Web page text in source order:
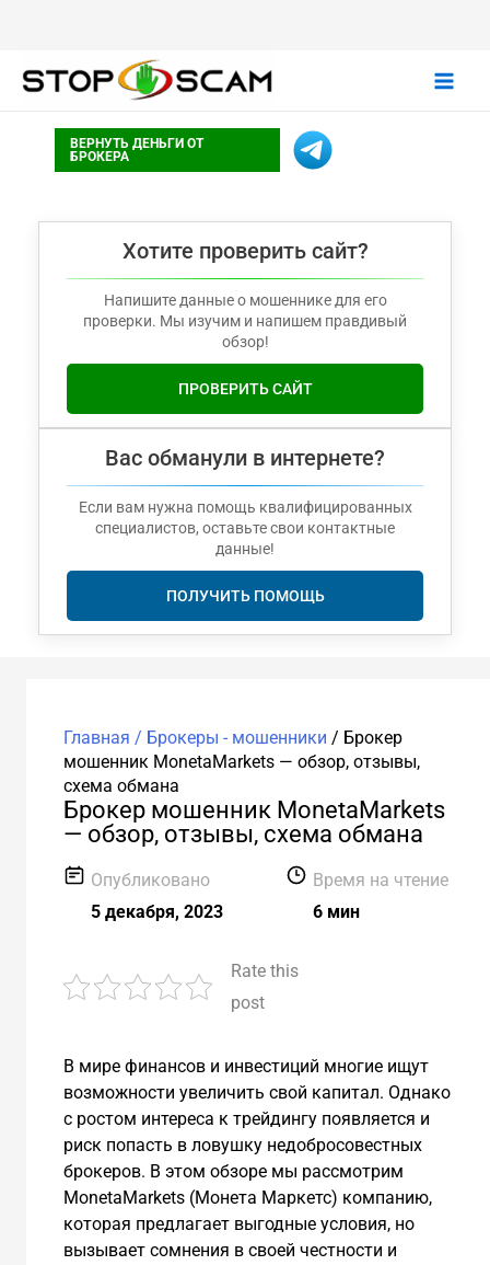
ВЕРНУТЬ ДЕНЬГИ ОТ
БРОКЕРА
Хотите проверить сайт?
Напишите данные о мошеннике для его
проверки. Мы изучим и напишем правдивый
обзор!
ПРОВЕРИТЬ САЙТ
Вас обманули в интернете?
Если вам нужна помощь квалифицированных
специалистов, оставьте свои контактные
данные!
ПОЛУЧИТЬ ПОМОЩЬ
Главная / Брокеры - мошенники / Брокер
мошенник MonetaMarkets — обзор, отзывы,
схема обмана
Брокер мошенник MonetaMarkets
— обзор, отзывы, схема обмана
Опубликовано
5 декабря, 2023
Время на чтение
6 мин
Rate this
post
В мире финансов и инвестиций многие ищут
возможности увеличить свой капитал. Однако
с ростом интереса к трейдингу появляется и
риск попасть в ловушку недобросовестных
брокеров. В этом обзоре мы рассмотрим
MonetaMarkets (Монета Маркетс) компанию,
которая предлагает выгодные условия, но
вызывает сомнения в своей честности и